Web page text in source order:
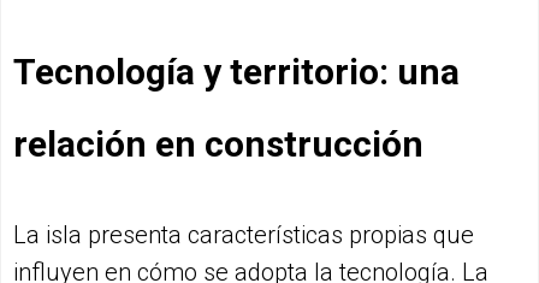
Tecnología y territorio: una
relación en construcción
La isla presenta características propias que
influyen en cómo se adopta la tecnología. La